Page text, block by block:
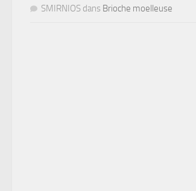
SMIRNIOS dans Brioche moelleuse